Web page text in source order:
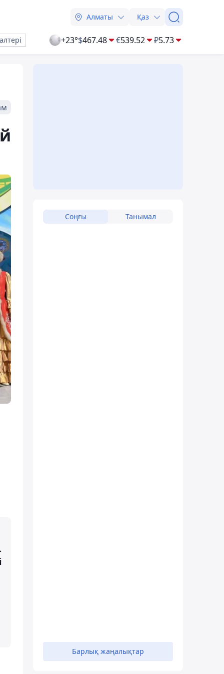
Алматы Қаз
+23°$467.48 €539.52 ₽5.73
Соңғы Танымал
Барлық жаңалықтар